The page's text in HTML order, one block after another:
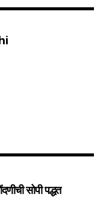
part of the
Your information is
सोपी पद्धत